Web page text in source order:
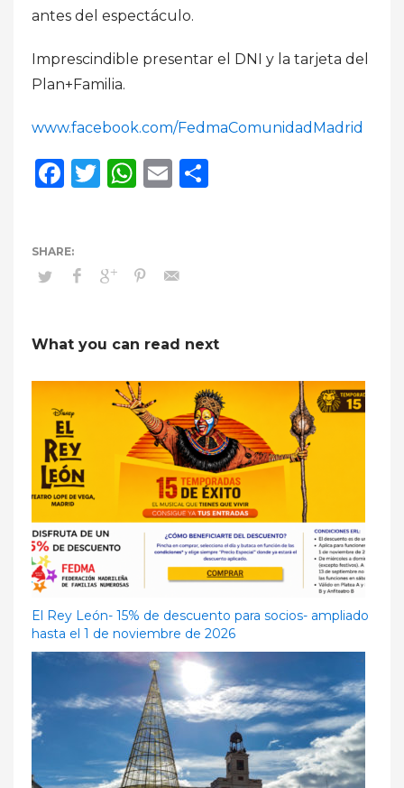
antes del espectáculo.
Imprescindible presentar el DNI y la tarjeta del
Plan+Familia.
www.facebook.com/FedmaComunidadMadrid
Facebook
Twitter
WhatsApp
Email
What you can read next
El Rey León- 15% de descuento para socios- ampliado
hasta el 1 de noviembre de 2026